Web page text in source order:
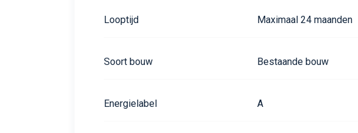
Looptijd Maximaal 24 maanden
Soort bouw Bestaande bouw
Energielabel A